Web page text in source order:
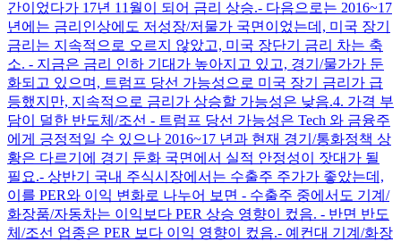
간이었다가 17년 11월이 되어 금리 상승. ​ - 다음으로는 2016~17
년에는 금리인상에도 저성장/저물가 국면이었는데, 미국 장기
금리는 지속적으로 오르지 않았고, 미국 장단기 금리 차는 축
소. - 지금은 금리 인하 기대가 높아지고 있고, 경기/물가가 둔
화되고 있으며, 트럼프 당선 가능성으로 미국 장기 금리가 급
등했지만, 지속적으로 금리가 상승할 가능성은 낮음. ​ 4. 가격 부
담이 덜한 반도체/조선 - 트럼프 당선 가능성은 Tech 와 금융주
에게 긍정적일 수 있으나 2016~17 년과 현재 경기/통화정책 상
황은 다르기에 경기 둔화 국면에서 실적 안정성이 잣대가 될
필요. ​ - 상반기 국내 주식시장에서는 수출주 주가가 좋았는데,
이를 PER와 이익 변화로 나누어 보면 - 수출주 중에서도 기계/
화장품/자동차는 이익보다 PER 상승 영향이 컸음. - 반면 반도
체/조선 업종은 PER 보다 이익 영향이 컸음. ​ - 예컨대 기계/화장